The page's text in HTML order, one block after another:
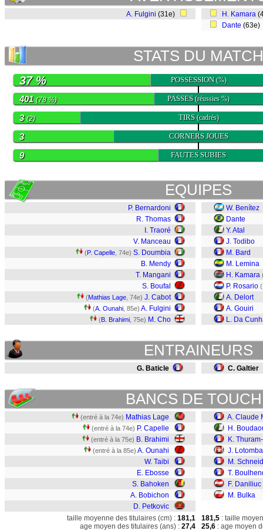
A. Fulgini (31e) H. Kamara
Dante (63e)
STATS DU MATCH
POSSESSION(%)
37 %
PASSES(réussies %)
401 (78 %)
TIRS(cadrés)
3(2)
CORNERS JOUES
3
FAUTES SUBIES
9
EQUIPES
P. Bernardoni
R. Thomas
I. Traoré
V. Manceau
(P. Capelle , 74e) S. Doumbia
B. Mendy
T. Mangani
S. Boufal
(Mathias Lage , 74e) J. Cabot
(A. Ounahi , 85e) A. Fulgini
(B. Brahimi , 75e) M. Cho
W. Benítez
Dante
Y. Atal
J. Todibo
M. Bard
M. Lemina
H. Kamara
P. Rosario (
A. Delort
A. Gouiri
L. Da
ENTRAINEURS
G. Baticle C. Galtier
BANCS DE
(entré à la 74e) Mathias Lage
(entré à la 74e) P. Capelle
(entré à la 75e) B. Brahimi
(entré à la 85e) A. Ounahi
W. Taibi
E. Ebosse
S. Bahoken
A. Bobichon
D. Petkovic
A. Claude
H.
K.
J. Lotomba
M.
T.
F. Daniliuc
M. Bulka
taille moyenne des titulaires (cm) : 181,1
age moyen des titulaires (ans) : 27,4
181,5 : taille
25,6 : age moyen